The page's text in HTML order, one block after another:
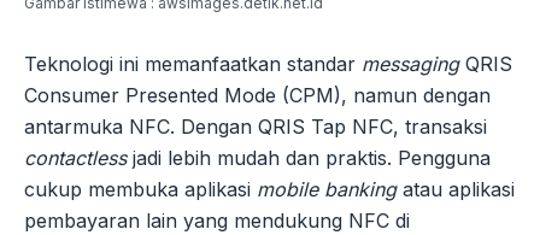
Teknologi ini memanfaatkan standar messagingQRIS
Consumer Presented Mode (CPM), namun dengan
antarmuka NFC. Dengan QRIS Tap NFC, transaksi
contactlessjadi lebih mudah dan praktis. Pengguna
cukup membuka aplikasi mobile bankingatau aplikasi
pembayaran lain yang mendukung NFC di